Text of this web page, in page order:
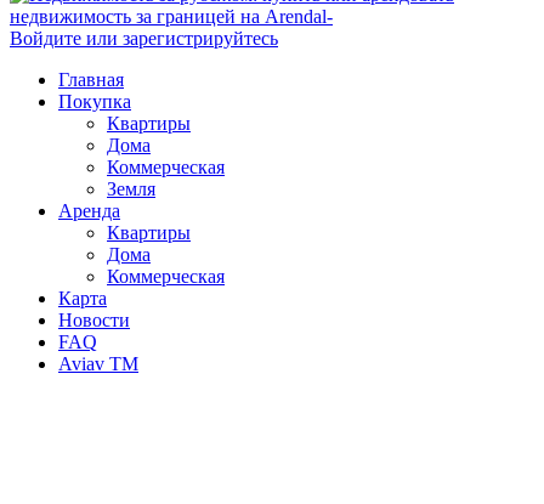
Войдите или зарегистрируйтесь
Главная
Покупка
Квартиры
Дома
Коммерческая
Земля
Аренда
Квартиры
Дома
Коммерческая
Карта
Новости
FAQ
Aviav TM